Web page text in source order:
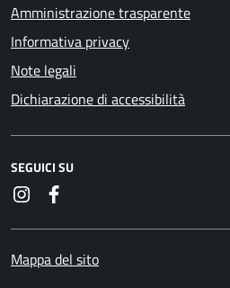
Amministrazione trasparente
Informativa privacy
Note legali
Dichiarazione di accessibilità
SEGUICI SU
Instagram
Mappa del sito